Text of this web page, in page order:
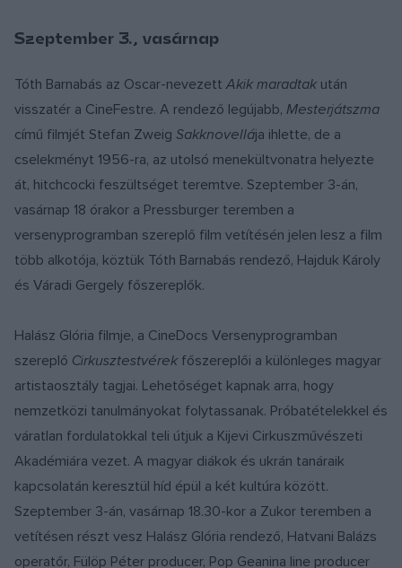
Szeptember 3., vasárnap
Tóth Barnabás az Oscar-nevezettAkik maradtak után
visszatér a CineFestre. A rendező legújabb, Mesterjátszma
című filmjét Stefan Zweig Sakknovellája ihlette, de a
cselekményt 1956-ra, az utolsó menekültvonatra helyezte
át, hitchcocki feszültséget teremtve. Szeptember 3-án,
vasárnap 18 órakor a Pressburger teremben a
versenyprogramban szereplő film vetítésén jelen lesz a film
több alkotója, köztük Tóth Barnabás rendező, Hajduk Károly
és Váradi Gergely főszereplők.
Halász Glória filmje, a CineDocs Versenyprogramban
szereplő Cirkusztestvérek főszereplői a különleges magyar
artistaosztály tagjai. Lehetőséget kapnak arra, hogy
nemzetközi tanulmányokat folytassanak. Próbatételekkel és
váratlan fordulatokkal teli útjuk a Kijevi Cirkuszművészeti
Akadémiára vezet. A magyar diákok és ukrán tanáraik
kapcsolatán keresztül híd épül a két kultúra között.
Szeptember 3-án, vasárnap 18.30-kor a Zukor teremben a
vetítésen részt vesz Halász Glória rendező, Hatvani Balázs
operatőr, Fülöp Péter producer, Pop Geanina line producer